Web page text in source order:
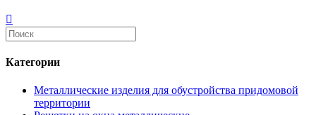
Категории
Металлические изделия для обустройства придомовой
территории